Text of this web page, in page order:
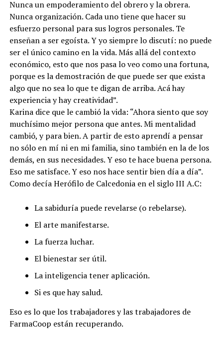
Nunca un empoderamiento del obrero y la obrera.
Nunca organización. Cada uno tiene que hacer su
esfuerzo personal para sus logros personales. Te
enseñan a ser egoísta. Y yo siempre lo discutí: no puede
ser el único camino en la vida. Más allá del contexto
económico, esto que nos pasa lo veo como una fortuna,
porque es la demostración de que puede ser que exista
algo que no sea lo que te digan de arriba. Acá hay
experiencia y hay creatividad”.
Karina dice que le cambió la vida: “Ahora siento que soy
muchísimo mejor persona que antes. Mi mentalidad
cambió, y para bien. A partir de esto aprendí a pensar
no sólo en mí ni en mi familia, sino también en la de los
demás, en sus necesidades. Y eso te hace buena persona.
Eso me satisface. Y eso nos hace sentir bien día a día”.
Como decía Herófilo de Calcedonia en el siglo III A.C:
La sabiduría puede revelarse (o rebelarse).
El arte manifestarse.
La fuerza luchar.
El bienestar ser útil.
La inteligencia tener aplicación.
Si es que hay salud.
Eso es lo que los trabajadores y las trabajadores de
FarmaCoop están recuperando.